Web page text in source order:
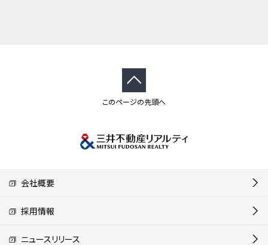
このページの先頭へ
会社概要
採用情報
ニュースリリース